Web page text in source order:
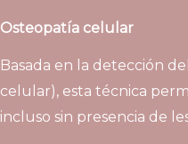
Osteopatía celular
Basada en la detección
celular), esta técnica
incluso sin presencia de